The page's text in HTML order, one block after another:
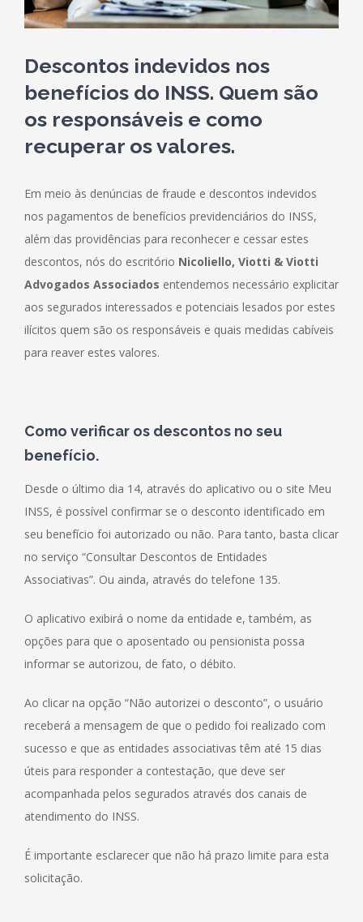
Descontos indevidos nos
benefícios do INSS. Quem são
os responsáveis e como
recuperar os valores.
Em meio às denúncias de fraude e descontos indevidos
nos pagamentos de benefícios previdenciários do INSS,
além das providências para reconhecer e cessar estes
descontos, nós do escritório Nicoliello, Viotti & Viotti
Advogados Associados entendemos necessário explicitar
aos segurados interessados e potenciais lesados por estes
ilícitos quem são os responsáveis e quais medidas cabíveis
para reaver estes valores.
Como verificar os descontos no seu
benefício.
Desde o último dia 14, através do aplicativo ou o site Meu
INSS, é possível confirmar se o desconto identificado em
seu benefício foi autorizado ou não. Para tanto, basta clicar
no serviço “Consultar Descontos de Entidades
Associativas”. Ou ainda, através do telefone 135.
O aplicativo exibirá o nome da entidade e, também, as
opções para que o aposentado ou pensionista possa
informar se autorizou, de fato, o débito.
Ao clicar na opção “Não autorizei o desconto”, o usuário
receberá a mensagem de que o pedido foi realizado com
sucesso e que as entidades associativas têm até 15 dias
úteis para responder a contestação, que deve ser
acompanhada pelos segurados através dos canais de
atendimento do INSS.
É importante esclarecer que não há prazo limite para esta
solicitação.